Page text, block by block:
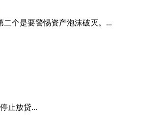
个是要警惕资产泡沫破灭。...
止放贷...